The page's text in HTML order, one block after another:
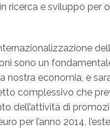
ricerca e sviluppo per
sono un
nostra economia, e
complessivo che
dell’attività di
per l’anno 2014,